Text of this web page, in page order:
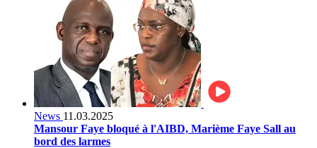
News 11.03.2025
Mansour Faye bloqué à l'AIBD, Marième Faye Sall au
bord des larmes